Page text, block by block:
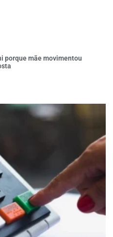
porque mãe movimentou